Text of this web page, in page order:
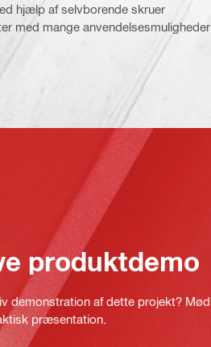
hjælp af selvborende skruer
med mange anvendelsesmuligheder
produktdemo
demonstration af dette projekt?
præsentation.